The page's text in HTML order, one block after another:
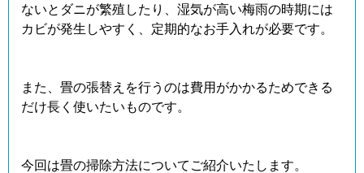
ないとダニが繁殖したり、湿気が高い梅雨の時期には
カビが発生しやすく、定期的なお手入れが必要です。
また、畳の張替えを行うのは費用がかかるためできる
だけ長く使いたいものです。
今回は畳の掃除方法についてご紹介いたします。